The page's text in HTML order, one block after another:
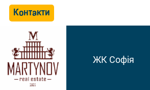
Контакти
ЖК Софія